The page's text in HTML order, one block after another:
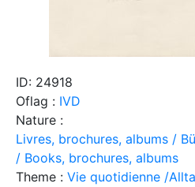
ID: 24918
Oflag : IVD
Nature :
Livres, brochures, albums /
/ Books, brochures, albums
Theme : Vie quotidienne /